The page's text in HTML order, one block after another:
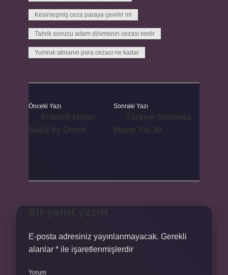
Kesinleşmiş ceza paraya çevrilir mi
Tahrik sonucu adam dövmenin cezası nedir
Yumruk atmanın para cezası ne kadar
Önceki Yazı Sonraki Yazı
E-posta adresiniz yayınlanmayacak. Gerekli
alanlar * ile işaretlenmişlerdir
Yorum